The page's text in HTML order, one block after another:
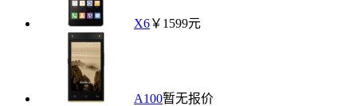
X6￥1599元
A100暂无报价